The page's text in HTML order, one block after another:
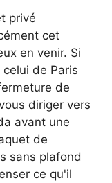
privé
cet
en venir. Si
de Paris
de
diriger vers
avant une
de
sans plafond
ce qu'il